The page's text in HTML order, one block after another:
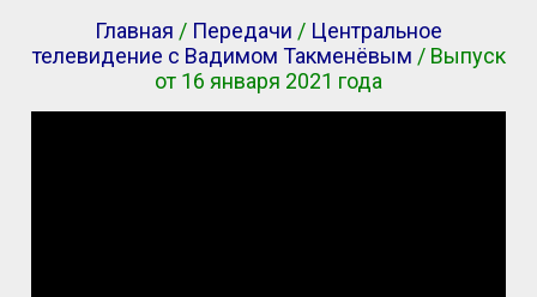
Главная / Передачи / Центральное
телевидение с Вадимом Такменёвым / Выпуск
от 16 января 2021 года